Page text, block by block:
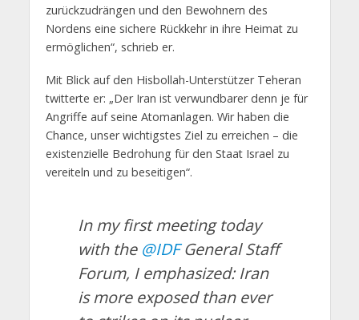
zurückzudrängen und den Bewohnern des
Nordens eine sichere Rückkehr in ihre Heimat zu
ermöglichen“, schrieb er.
Mit Blick auf den Hisbollah-Unterstützer Teheran
twitterte er: „Der Iran ist verwundbarer denn je für
Angriffe auf seine Atomanlagen. Wir haben die
Chance, unser wichtigstes Ziel zu erreichen – die
existenzielle Bedrohung für den Staat Israel zu
vereiteln und zu beseitigen“.
In my first meeting today
with the @IDFGeneral Staff
Forum, I emphasized: Iran
is more exposed than ever